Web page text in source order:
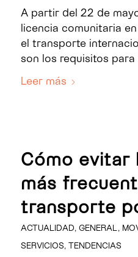
A partir del 22 de
licencia comunitaria
el transporte
son los requisitos para
Leer más
Cómo evitar
más
transporte
ACTUALIDAD, GENERAL ,
SERVICIOS, TENDENCIAS